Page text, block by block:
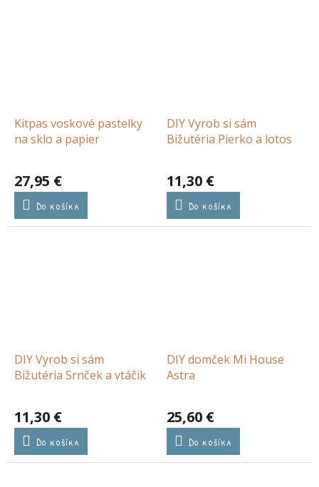
Kitpas voskové pastelky
na sklo a papier
27,95 €
Do košíka
DIY Vyrob si sám
Bižutéria Pierko a lotos
11,30 €
Do košíka
DIY Vyrob si sám
Bižutéria Srnček a vtáčik
11,30 €
Do košíka
DIY domček Mi House
Astra
25,60 €
Do košíka